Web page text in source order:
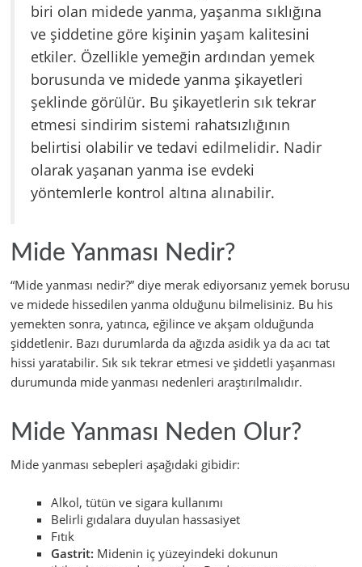
biri olan midede yanma, yaşanma sıklığına
ve şiddetine göre kişinin yaşam kalitesini
etkiler. Özellikle yemeğin ardından yemek
borusunda ve midede yanma şikayetleri
şeklinde görülür. Bu şikayetlerin sık tekrar
etmesi sindirim sistemi rahatsızlığının
belirtisi olabilir ve tedavi edilmelidir. Nadir
olarak yaşanan yanma ise evdeki
yöntemlerle kontrol altına alınabilir.
Mide Yanması Nedir?
“Mide yanması nedir?” diye merak ediyorsanız yemek borusu
ve midede hissedilen yanma olduğunu bilmelisiniz. Bu his
yemekten sonra, yatınca, eğilince ve akşam olduğunda
şiddetlenir. Bazı durumlarda da ağızda asidik ya da acı tat
hissi yaratabilir. Sık sık tekrar etmesi ve şiddetli yaşanması
durumunda mide yanması nedenleri araştırılmalıdır.
Mide Yanması Neden Olur?
Mide yanması sebepleri aşağıdaki gibidir:
Alkol, tütün ve sigara kullanımı
Belirli gıdalara duyulan hassasiyet
Fıtık
Gastrit: Midenin iç yüzeyindeki dokunun